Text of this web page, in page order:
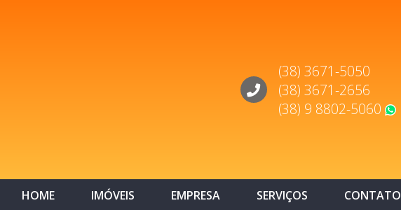
(38) 3671-5050
(38) 3671-2656
(38) 9 8802-5060
HOME IMÓVEIS EMPRESA SERVIÇOS CONTATO